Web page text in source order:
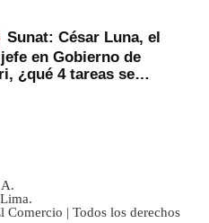
Sunat: César Luna, el
en Gobierno de
¿qué 4 tareas se
| Todos los derechos